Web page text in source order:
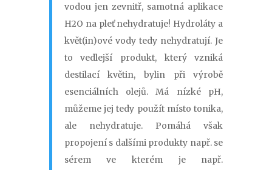
vodou jen zevnitř, samotná aplikace
H2O na pleť nehydratuje! Hydroláty a
květ(in)ové vody tedy nehydratují. Je
to vedlejší produkt, který vzniká
destilací květin, bylin při výrobě
esenciálních olejů. Má nízké pH,
můžeme jej tedy použít místo tonika,
ale nehydratuje. Pomáhá však
propojení s dalšími produkty např. se
sérem ve kterém je např.